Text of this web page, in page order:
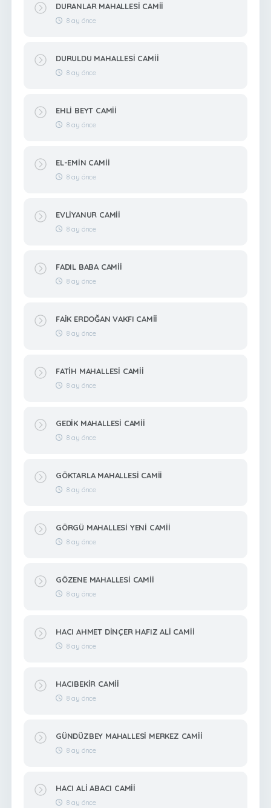
DURANLAR MAHALLESİ CAMİİ
8 ay önce
DURULDU MAHALLESİ CAMİİ
8 ay önce
EHLİ BEYT CAMİİ
8 ay önce
EL-EMİN CAMİİ
8 ay önce
EVLİYANUR CAMİİ
8 ay önce
FADIL BABA CAMİİ
8 ay önce
FAİK ERDOĞAN VAKFI CAMİİ
8 ay önce
FATİH MAHALLESİ CAMİİ
8 ay önce
GEDİK MAHALLESİ CAMİİ
8 ay önce
GÖKTARLA MAHALLESİ CAMİİ
8 ay önce
GÖRGÜ MAHALLESİ YENİ CAMİİ
8 ay önce
GÖZENE MAHALLESİ CAMİİ
8 ay önce
HACI AHMET DİNÇER HAFIZ ALİ CAMİİ
8 ay önce
HACIBEKİR CAMİİ
8 ay önce
GÜNDÜZBEY MAHALLESİ MERKEZ CAMİİ
8 ay önce
HACI ALİ ABACI CAMİİ
8 ay önce